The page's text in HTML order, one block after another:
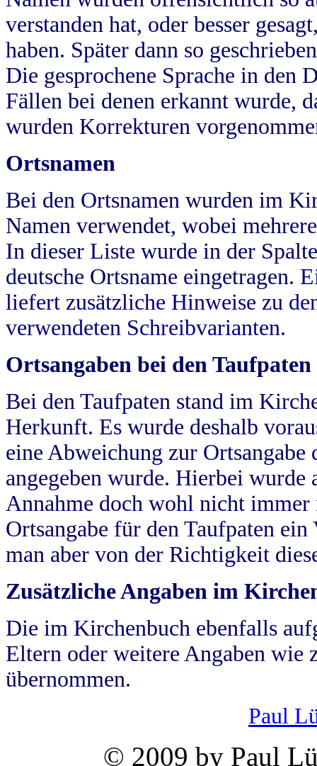
verstanden hat, oder besser
haben. Später dann so
Die gesprochene Sprache in
Fällen bei denen erkannt wurde,
wurden Korrekturen
Ortsnamen
Bei den Ortsnamen wurden im
Namen verwendet, wobei
In dieser Liste wurde in der
deutsche Ortsname eingetragen.
liefert zusätzliche Hinweise zu
verwendeten Schreibvarianten.
Ortsangaben bei den Taufpaten
Bei den Taufpaten stand im
Herkunft. Es wurde deshalb
eine Abweichung zur
angegeben wurde. Hierbei wurde
Annahme doch wohl nicht
Ortsangabe für den Taufpaten
man aber von der Richtigkeit
Zusätzliche Angaben im
Die im Kirchenbuch ebenfalls
Eltern oder weitere Angaben wie
übernommen.
Paul
© 2009 by Paul